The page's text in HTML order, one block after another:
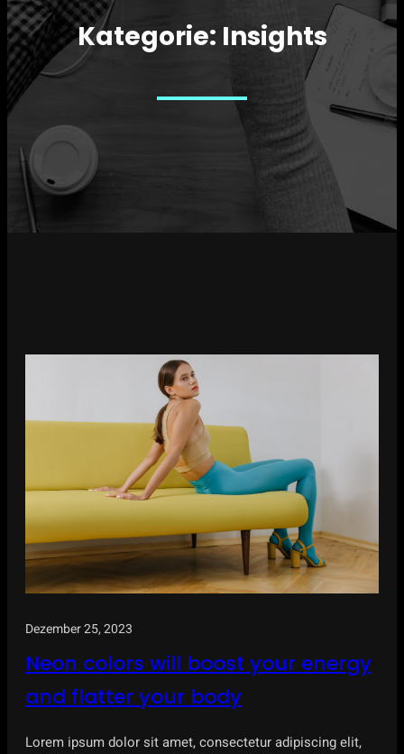
Kategorie: Insights
Dezember 25, 2023
Neon colors will boost your energy
and flatter your body
Lorem ipsum dolor sit amet, consectetur adipiscing elit,